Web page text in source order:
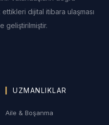
nafaka, velayet
Çanakkale Aile
asayiş olayları,
etkin savunma
dijital itibara ulaşması
geliştirilmiştir.
UZMANLIKLAR
Aile & Boşanma